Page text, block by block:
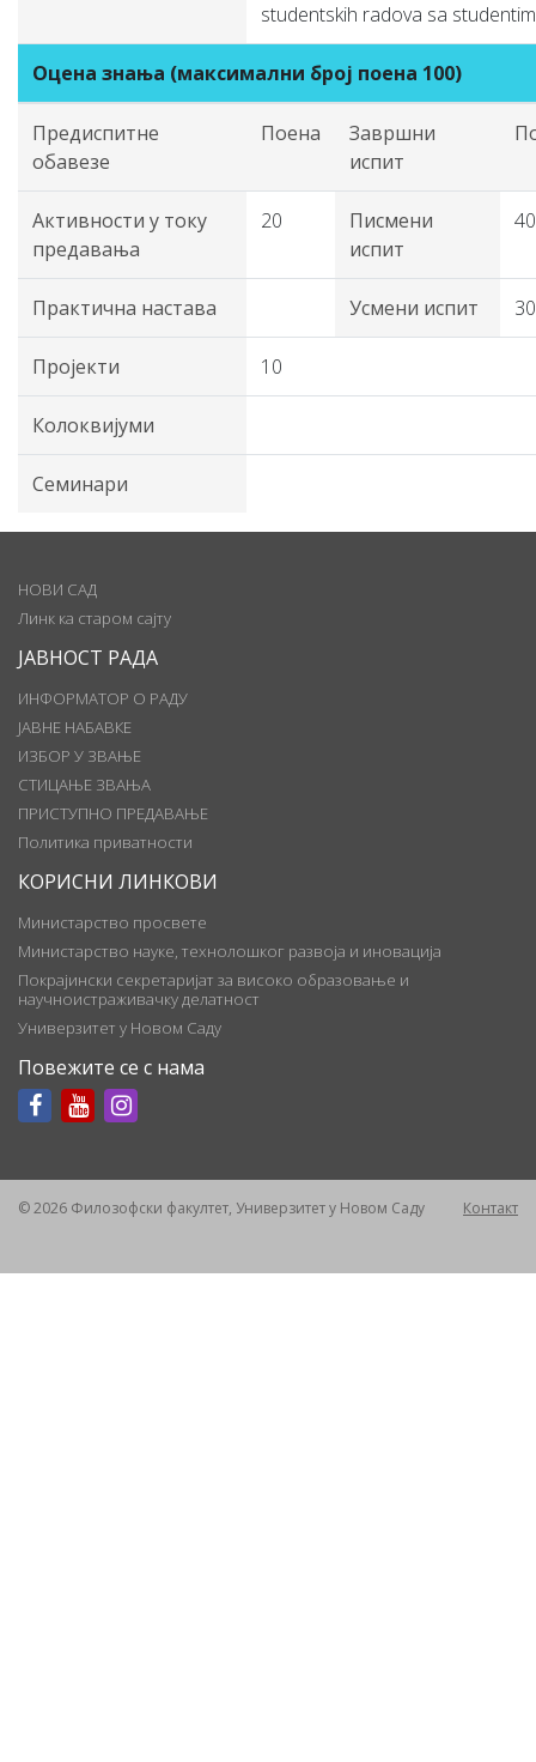
studentskih radova sa
Оцена знања (максимални број поена 100)
Предиспитне
обавезе
Поена
Завршни
испит
Активности у току
предавања
20
Писмени
испит
40
Практична настава Усмени испит 30
Пројекти 10
Колоквијуми
Семинари
НОВИ САД
Линк ка старом сајту
ЈАВНОСТ РАДА
ИНФОРМАТОР О РАДУ
ЈАВНЕ НАБАВКЕ
ИЗБОР У ЗВАЊЕ
СТИЦАЊЕ ЗВАЊА
ПРИСТУПНО ПРЕДАВАЊЕ
Политика приватности
КОРИСНИ ЛИНКОВИ
Министарство просвете
Министарство науке, технолошког развоја и иновација
Покрајински секретаријат за високо образовање и
научноистраживачку делатност
Универзитет у Новом Саду
Повежите се с нама
© 2026 Филозофски факултет, Универзитет у Новом Саду Контакт